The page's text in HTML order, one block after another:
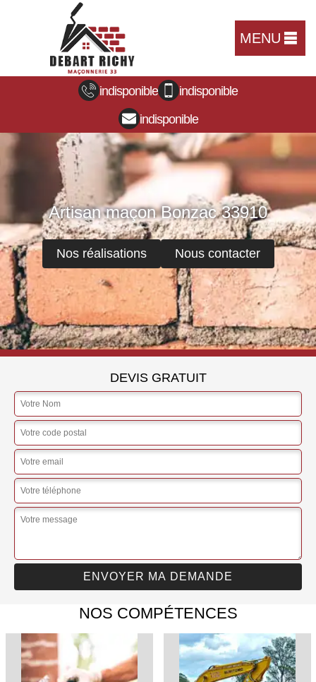
MENU
indisponible
indisponible
indisponible
Artisan maçon Bonzac 33910
Nos réalisations Nous contacter
DEVIS GRATUIT
NOS COMPÉTENCES